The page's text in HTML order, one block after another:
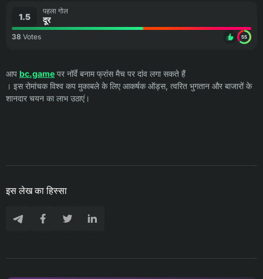
1.5
पहला गोल
दूर
38 Votes 55
आप bc.game पर नॉर्वे बनाम फ्रांस मैच पर दांव लगा सकते हैं
। इस रोमांचक विश्व कप मुकाबले के लिए आकर्षक ऑड्स, त्वरित भुगतान और बाजारों के
शानदार चयन का लाभ उठाएं।
इस लेख का हिस्सा